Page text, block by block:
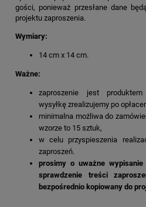
gości, ponieważ przesłane dane
projektu zaproszenia.
Wymiary:
14 cm x 14 cm.
Ważne:
zaproszenie jest produktem
wysyłkę zrealizujemy po
minimalna możliwa do
wzorze to 15 sztuk,
w celu przyspieszenia
zaproszeń.
prosimy o uważne
sprawdzenie treści
bezpośrednio kopiowany do